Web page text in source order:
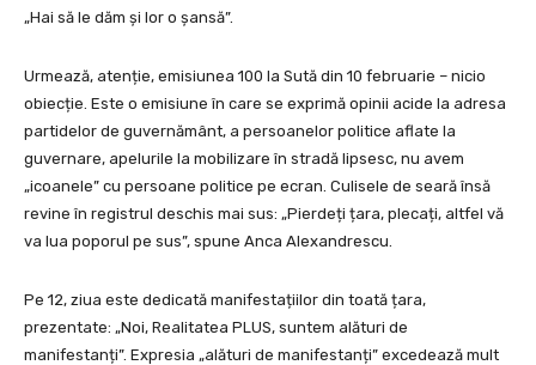
„Hai să le dăm și lor o șansă”.
Urmează, atenție, emisiunea 100 la Sută din 10 februarie – nicio
obiecție. Este o emisiune în care se exprimă opinii acide la adresa
partidelor de guvernământ, a persoanelor politice aflate la
guvernare, apelurile la mobilizare în stradă lipsesc, nu avem
„icoanele” cu persoane politice pe ecran. Culisele de seară însă
revine în registrul deschis mai sus: „Pierdeți țara, plecați, altfel vă
va lua poporul pe sus”, spune Anca Alexandrescu.
Pe 12, ziua este dedicată manifestațiilor din toată țara,
prezentate: „Noi, Realitatea PLUS, suntem alături de
manifestanți”. Expresia „alături de manifestanți” excedează mult